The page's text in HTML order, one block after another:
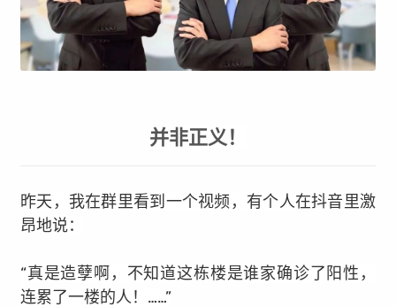
并非正义！
昨天，我在群里看到一个视频，有个人在抖音里激
昂地说：
“真是造孽啊，不知道这栋楼是谁家确诊了阳性，
连累了一楼的人！……”